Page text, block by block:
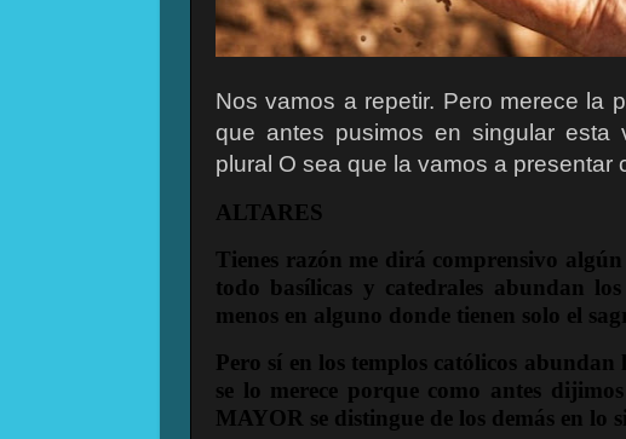
Nos vamos a repetir. Pero merece la
que antes pusimos en singular
plural O sea que la vamos a presentar
ALTARES
Tienes razón me dirá comprensivo
todo basílicas y catedrales abundan
menos en alguno donde tienen solo el
Pero sí en los templos católicos
se lo merece porque como antes
MAYOR se distingue de los demás en lo